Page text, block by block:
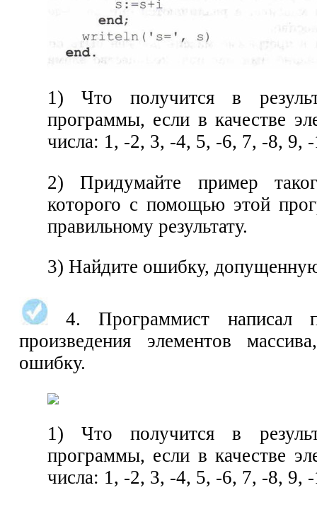
1) Что получится в
программы, если в качестве
числа: 1, -2, 3, -4, 5, -6, 7, -8, 9,
2) Придумайте пример
которого с помощью этой
правильному результату.
3) Найдите ошибку,
4. Программист написал
произведения элементов
ошибку.
1) Что получится в
программы, если в качестве
числа: 1, -2, 3, -4, 5, -6, 7, -8, 9,